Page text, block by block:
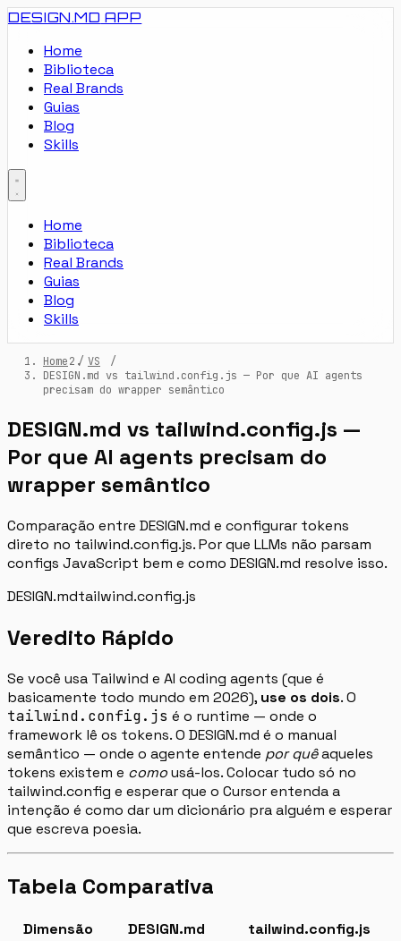
DESIGN.MD APP
Home
Biblioteca
Real Brands
Guias
Blog
Skills
Home
Biblioteca
Real Brands
Guias
Blog
Skills
Home / VS
/
DESIGN.md vs tailwind.config.js — Por que AI agents
precisam do wrapper semântico
DESIGN.md vs tailwind.config.js —
Por que AI agents precisam do
wrapper semântico
Comparação entre DESIGN.md e configurar tokens
direto no tailwind.config.js. Por que LLMs não parsam
configs JavaScript bem e como DESIGN.md resolve isso.
DESIGN.mdtailwind.config.js
Veredito Rápido
Se você usa Tailwind e AI coding agents (que é
basicamente todo mundo em 2026), use os dois. O
tailwind.config.js é o runtime — onde o
framework lê os tokens. O DESIGN.md é o manual
semântico — onde o agente entende por quêaqueles
tokens existem e comousá-los. Colocar tudo só no
tailwind.config e esperar que o Cursor entenda a
intenção é como dar um dicionário pra alguém e esperar
que escreva poesia.
Tabela Comparativa
Dimensão DESIGN.md tailwind.config.js